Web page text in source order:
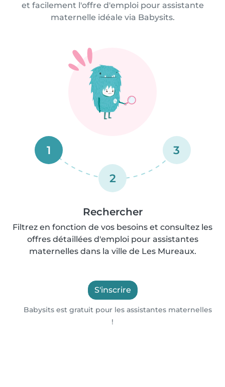
et facilement l'offre d'emploi pour assistante
maternelle idéale via Babysits.
1
2
3
Rechercher
Filtrez en fonction de vos besoins et consultez les
offres détaillées d'emploi pour assistantes
maternelles dans la ville de Les Mureaux.
S'inscrire
Babysits est gratuit pour les assistantes maternelles
!